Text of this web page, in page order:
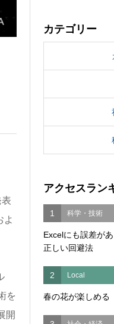
よ
を
開
カテゴリー
アクセスラン
1 科学・技術
Excelにも誤差が
正しい回避法
2 Local
春の花が楽しめ